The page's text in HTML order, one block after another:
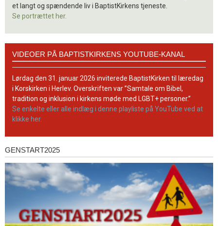
et langt og spændende liv i BaptistKirkens tjeneste.
Se portrættet her.
BaptistKirkens
YouTube-
kanal
VIDEOER PÅ BAPTISTKIRKENS YOUTUBE-KANAL
Lørdag den 31. januar 2026 inviterede BaptistKirken til læredag
i Korskirken i Herlev. Overskriften var ”Samtale om Bibel,
tradition og inklusion i kirkens møde med LGBT+ personer.”
Se enkelte eller alle indlæg i denne playliste på YouTube ved at
klikke her.
Genstart2025
GENSTART2025